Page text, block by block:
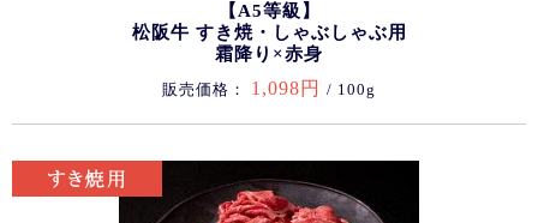
【A5等級】
松阪牛 すき焼・しゃぶしゃぶ用
霜降り×赤身
販売価格： 1,098円 / 100g